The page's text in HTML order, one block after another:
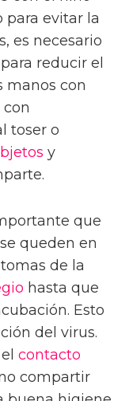
evitar la
es necesario
reducir el
manos con
toser o
y
que
queden en
de la
hasta que
Esto
del virus.
contacto
compartir